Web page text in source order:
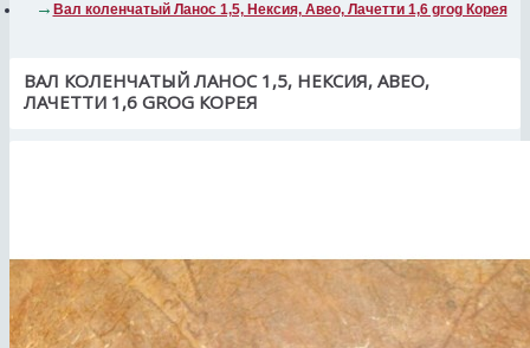
Вал коленчатый Ланос 1,5, Нексия, Авео, Лачетти 1,6 grog Корея
ВАЛ КОЛЕНЧАТЫЙ ЛАНОС 1,5, НЕКСИЯ, АВЕО,
ЛАЧЕТТИ 1,6 GROG КОРЕЯ